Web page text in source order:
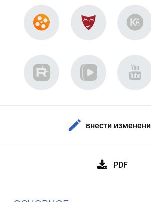
внести
PDF